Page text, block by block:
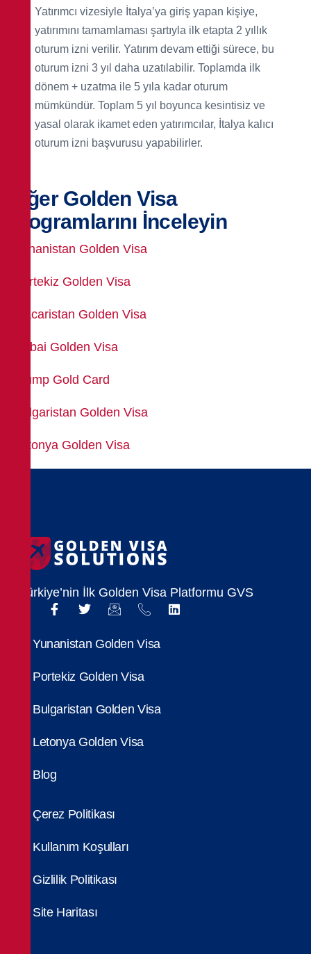
Yatırımcı vizesiyle İtalya’ya giriş yapan kişiye,
yatırımını tamamlaması şartıyla ilk etapta 2 yıllık
oturum izni verilir. Yatırım devam ettiği sürece, bu
oturum izni 3 yıl daha uzatılabilir. Toplamda ilk
dönem + uzatma ile 5 yıla kadar oturum
mümkündür. Toplam 5 yıl boyunca kesintisiz ve
yasal olarak ikamet eden yatırımcılar, İtalya kalıcı
oturum izni başvurusu yapabilirler.
Diğer Golden Visa
Programlarını İnceleyin
Yunanistan Golden Visa
Portekiz Golden Visa
Macaristan Golden Visa
Dubai Golden Visa
Trump Gold Card
Bulgaristan Golden Visa
Letonya Golden Visa
Türkiye’nin İlk Golden Visa Platformu GVS
Yunanistan Golden Visa
Portekiz Golden Visa
Bulgaristan Golden Visa
Letonya Golden Visa
Blog
Çerez Politikası
Kullanım Koşulları
Gizlilik Politikası
Site Haritası